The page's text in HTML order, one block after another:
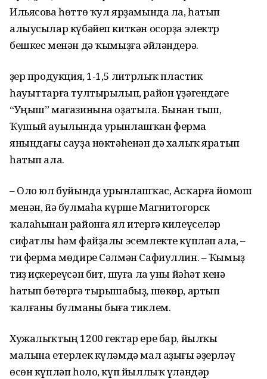
Ильясова һөттө ҡул ярҙамында ла, һатып
алыусылар күбәйеп киткән осорҙа электр
бешкес менән дә ҡымыҙға әйләндерә.
Әҙер продукция, 1-1,5 литрлыҡ пластик
һауыттарға тултырылып, район үҙәгендәге
“Уңыш” магазинына оҙатыла. Бынан тыш,
Ҡушый ауылында урынлашҡан ферма
янындағы сауҙа нөктәһенән дә халыҡ яратып
һатып ала.
– Оло юл буйында урынлашҡас, Ас­ҡарға йомош
менән, йә булмаһа күрше Магнитогорск
ҡалаһынан районға ял итергә килеүселәр
сифатлы һәм файҙалы эсемлекте күпләп ала, –
ти ферма мөдире Сәлмән Сафиуллин. – Ҡымыҙ
тиҙ иҫкереүсән бит, шуға ла уны йәһәт кенә
һатып бөтөргә тырышабыҙ, шөкөр, артып
ҡалғаны булманы быға тиклем.
Хужалыҡтың 1200 гектар ере бар, йылҡы
малына етерлек күләмдә мал аҙығы әҙерләү
өсөн күпләп һоло, күп йыллыҡ үләндәр